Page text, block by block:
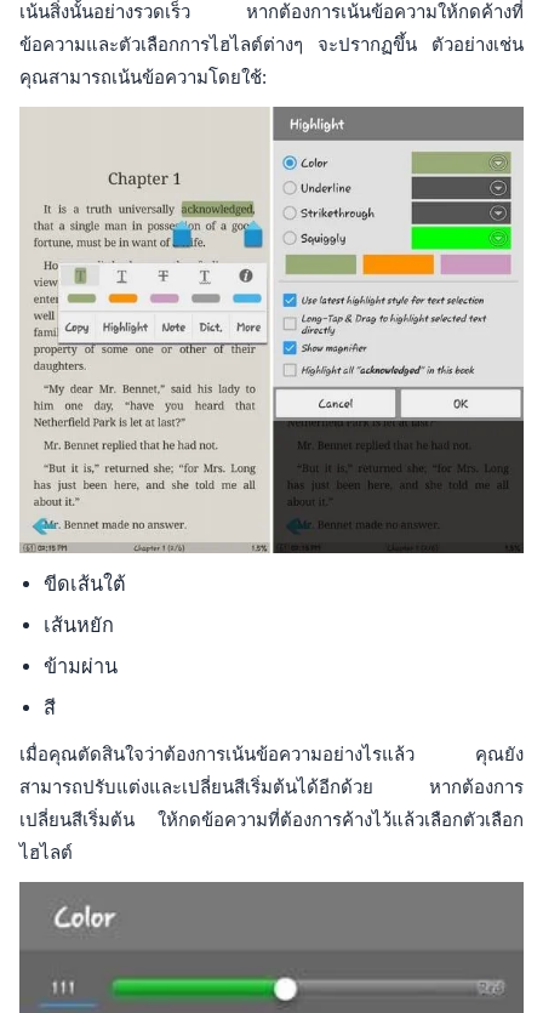
เน้นสิ่งนั้นอย่างรวดเร็ว หากต้องการเน้นข้อความให้กดค้างที่
ข้อความและตัวเลือกการไฮไลต์ต่างๆ จะปรากฏขึ้น ตัวอย่างเช่น
คุณสามารถเน้นข้อความโดยใช้:
ขีดเส้นใต้
เส้นหยัก
ข้ามผ่าน
สี
เมื่อคุณตัดสินใจว่าต้องการเน้นข้อความอย่างไรแล้ว คุณยัง
สามารถปรับแต่งและเปลี่ยนสีเริ่มต้นได้อีกด้วย หากต้องการ
เปลี่ยนสีเริ่มต้น ให้กดข้อความที่ต้องการค้างไว้แล้วเลือกตัวเลือก
ไฮไลต์